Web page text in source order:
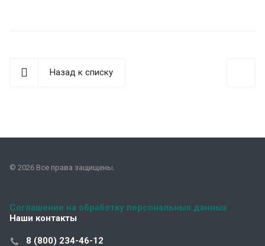
Назад к списку
© 2026 Все права защищены.
Соглашение на обработку персональных данных
Наши контакты
8 (800) 234-46-12